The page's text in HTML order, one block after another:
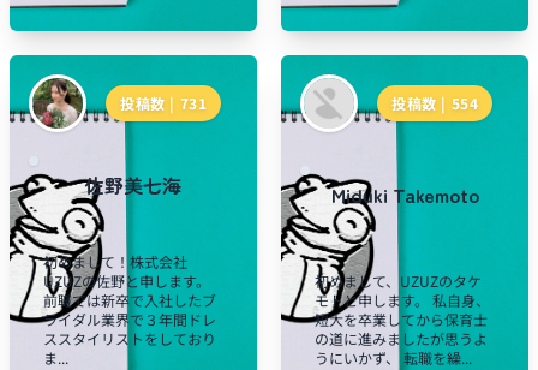
投稿数 | 731
佐野美七海
初めまして！株式会社
UZUZの佐野と申します。
前職では新卒で入社したブ
ライダル業界で３年間ドレ
ススタイリストをしており
ま...
投稿数 | 554
Miduki Takemoto
初めまして、UZUZのタケ
モトと申します。 私自身、
短大を卒業してから保育士
の道に進みましたが思うよ
うにいかず、 転職を繰...